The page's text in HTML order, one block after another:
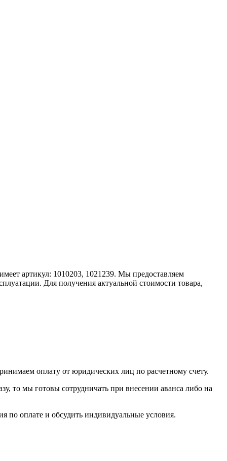
артикул: 1010203, 1021239. Мы предоставляем
Для получения актуальной стоимости товара,
оплату от юридических лиц по расчетному счету.
то мы готовы сотрудничать при внесении аванса либо на
по оплате и обсудить индивидуальные условия.